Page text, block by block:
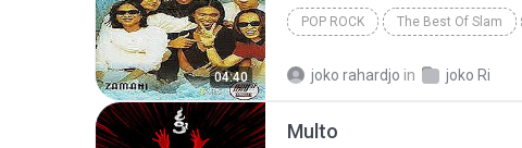
04:40
POP ROCK The Best Of Slam
joko rahardjo in joko Ri
Multo